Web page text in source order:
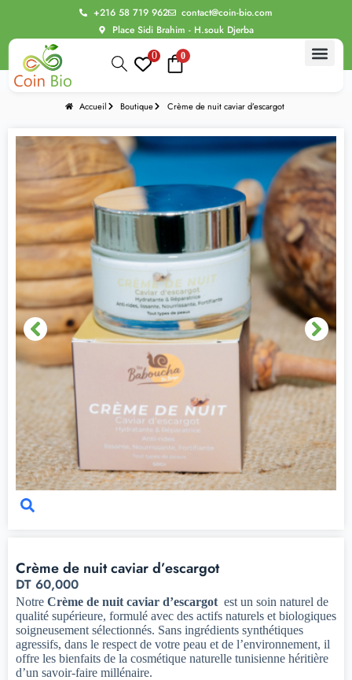
+216 58 719 962
contact@coin-bio.com
Place Sidi Brahim - H.souk Djerba
0
0
Accueil Boutique Crème de nuit caviar d’escargot
Crème de nuit caviar d’escargot
DT 60,000
Notre Crème de nuit caviar d’escargot est un soin naturel de
qualité supérieure, formulé avec des actifs naturels et biologiques
soigneusement sélectionnés. Sans ingrédients synthétiques
agressifs, dans le respect de votre peau et de l’environnement, il
offre les bienfaits de la cosmétique naturelle tunisienne héritière
d’un savoir-faire millénaire.